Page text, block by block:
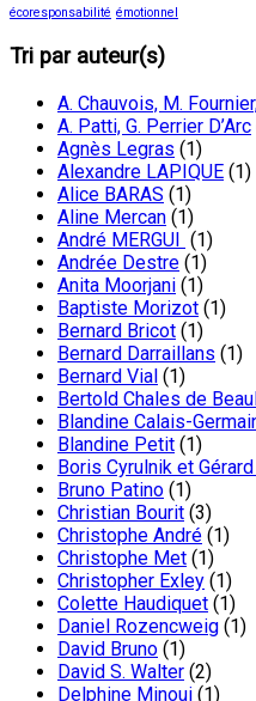
écoresponsabilité émotionnel
Tri par auteur(s)
A. Chauvois, M.
A. Patti, G. Perrier D’Arc
Agnès Legras (1)
Alexandre LAPIQUE (1)
Alice BARAS (1)
Aline Mercan (1)
André MERGUI (1)
Andrée Destre (1)
Anita Moorjani (1)
Baptiste Morizot (1)
Bernard Bricot (1)
Bernard Darraillans (1)
Bernard Vial (1)
Bertold Chales de
Blandine Calais-
Blandine Petit (1)
Boris Cyrulnik et
Bruno Patino (1)
Christian Bourit (3)
Christophe André (1)
Christophe Met (1)
Christopher Exley (1)
Colette Haudiquet (1)
Daniel Rozencweig (1)
David Bruno (1)
David S. Walter (2)
Delphine Minoui (1)